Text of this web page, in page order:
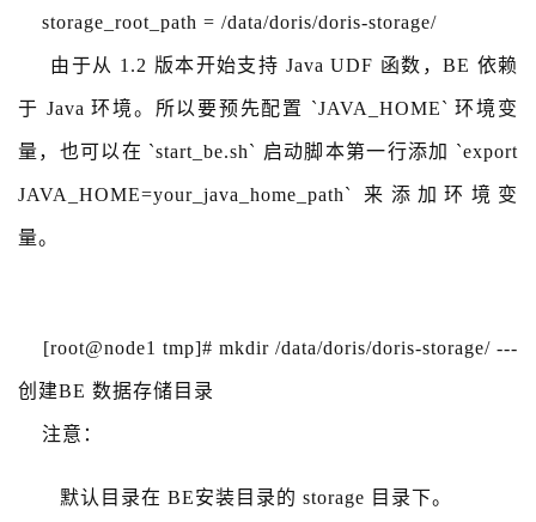
storage_root_path = /data/doris/doris-storage/
由于从 1.2 版本开始支持 Java UDF 函数，BE 依赖
于 Java 环境。所以要预先配置 `JAVA_HOME` 环境变
量，也可以在 `start_be.sh` 启动脚本第一行添加 `export
JAVA_HOME=your_java_home_path` 来添加环境变
量。
[root@node1 tmp]# mkdir /data/doris/doris-storage/ ---
创建BE 数据存储目录
注意：
默认目录在 BE安装目录的 storage 目录下。